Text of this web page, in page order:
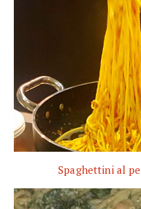
Spaghettini al